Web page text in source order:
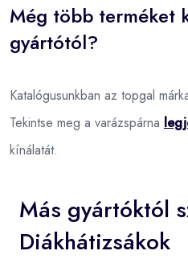
Még több terméket
gyártótól?
Katalógusunkban az topgal
Tekintse meg a varázspárna
kínálatát.
Más gyártóktól
Diákhátizsákok